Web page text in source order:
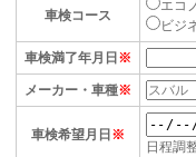
車検コース
エコ
ビジ
車検満了年月日 ※
メーカー・車種※
車検希望月日 ※
日程調